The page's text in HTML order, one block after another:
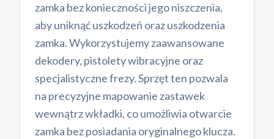
zamka bez konieczności jego niszczenia,
aby uniknąć uszkodzeń oraz uszkodzenia
zamka. Wykorzystujemy zaawansowane
dekodery, pistolety wibracyjne oraz
specjalistyczne frezy. Sprzęt ten pozwala
na precyzyjne mapowanie zastawek
wewnątrz wkładki, co umożliwia otwarcie
zamka bez posiadania oryginalnego klucza.